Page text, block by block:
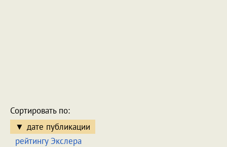
Сортировать по:
дате публикации
рейтингу Экслера